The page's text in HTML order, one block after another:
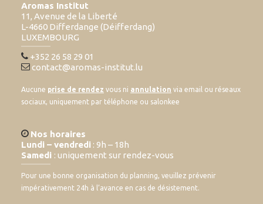
Aromas Institut
11, Avenue de la Liberté
L-4660 Differdange (Déifferdang)
LUXEMBOURG
+352 26 58 29 01
contact@aromas-institut.lu
Aucune prise de rendez vous ni annulation via email ou réseaux
sociaux, uniquement par téléphone ou salonkee
Nos horaires
Lundi – vendredi : 9h – 18h
Samedi : uniquement sur rendez-vous
Pour une bonne organisation du planning, veuillez prévenir
impérativement 24h à l’avance en cas de désistement.